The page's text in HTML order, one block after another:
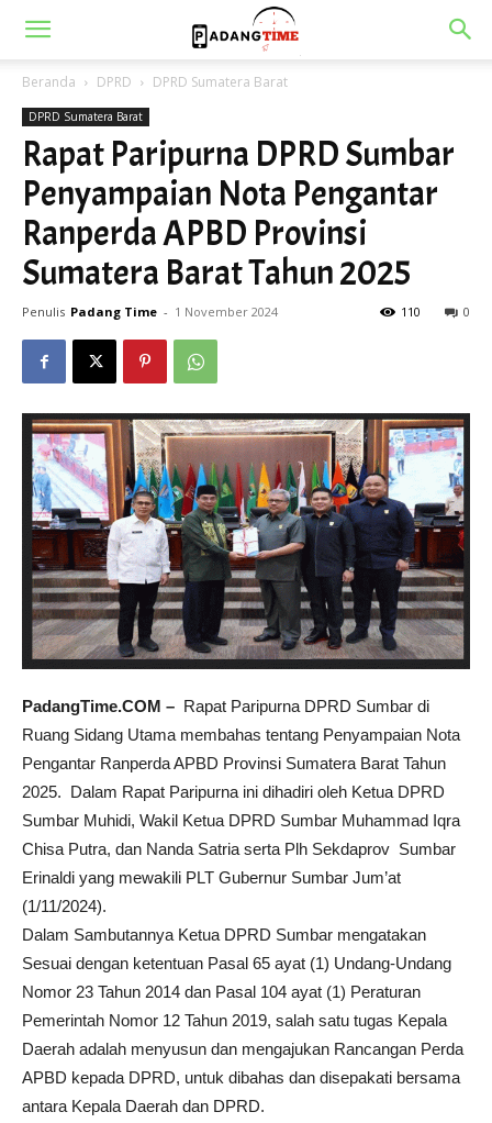
Beranda DPRD DPRD Sumatera Barat
DPRD Sumatera Barat
Rapat Paripurna DPRD Sumbar
Penyampaian Nota Pengantar
Ranperda APBD Provinsi
Sumatera Barat Tahun 2025
Penulis Padang Time - 1 November 2024 0
110
PadangTime.COM – Rapat Paripurna DPRD Sumbar di
Ruang Sidang Utama membahas tentang Penyampaian Nota
Pengantar Ranperda APBD Provinsi Sumatera Barat Tahun
2025. Dalam Rapat Paripurna ini dihadiri oleh Ketua DPRD
Sumbar Muhidi, Wakil Ketua DPRD Sumbar Muhammad Iqra
Chisa Putra, dan Nanda Satria serta Plh Sekdaprov Sumbar
Erinaldi yang mewakili PLT Gubernur Sumbar Jum’at
(1/11/2024).
Dalam Sambutannya Ketua DPRD Sumbar mengatakan
Sesuai dengan ketentuan Pasal 65 ayat (1) Undang-Undang
Nomor 23 Tahun 2014 dan Pasal 104 ayat (1) Peraturan
Pemerintah Nomor 12 Tahun 2019, salah satu tugas Kepala
Daerah adalah menyusun dan mengajukan Rancangan Perda
APBD kepada DPRD, untuk dibahas dan disepakati bersama
antara Kepala Daerah dan DPRD.